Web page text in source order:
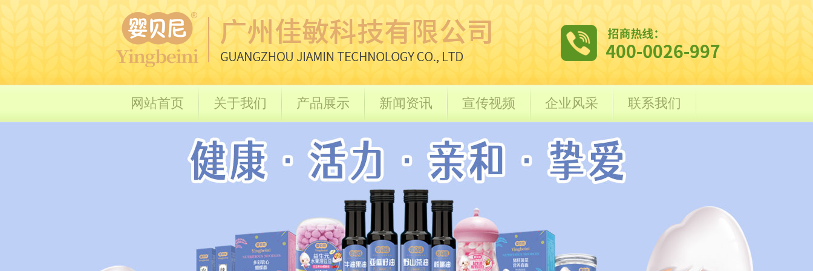
网站首页 关于我们 产品展示 新闻资讯 宣传视频 企业风采 联系我们